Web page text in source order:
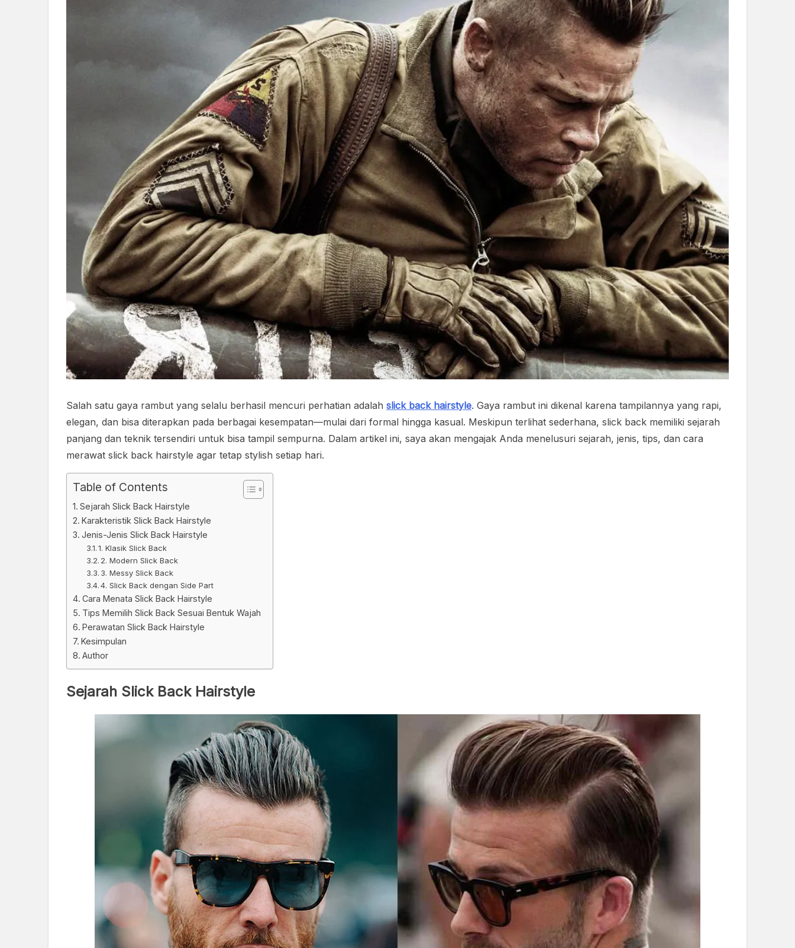
Salah satu gaya rambut yang selalu berhasil mencuri perhatian adalah slick back hairstyle. Gaya rambut ini dikenal karena tampilannya yang rapi,
elegan, dan bisa diterapkan pada berbagai kesempatan—mulai dari formal hingga kasual. Meskipun terlihat sederhana, slick back memiliki sejarah
panjang dan teknik tersendiri untuk bisa tampil sempurna. Dalam artikel ini, saya akan mengajak Anda menelusuri sejarah, jenis, tips, dan cara
merawat slick back hairstyle agar tetap stylish setiap hari.
Table of Contents
Sejarah Slick Back Hairstyle
Karakteristik Slick Back Hairstyle
Jenis-Jenis Slick Back Hairstyle
1. Klasik Slick Back
2. Modern Slick Back
3. Messy Slick Back
4. Slick Back dengan Side Part
Cara Menata Slick Back Hairstyle
Tips Memilih Slick Back Sesuai Bentuk Wajah
Perawatan Slick Back Hairstyle
Kesimpulan
Author
Sejarah Slick Back Hairstyle